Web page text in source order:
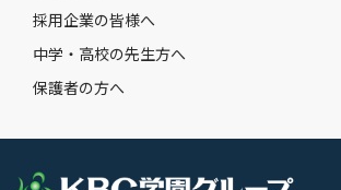
採用企業の皆様へ
中学・高校の先生方へ
保護者の方へ